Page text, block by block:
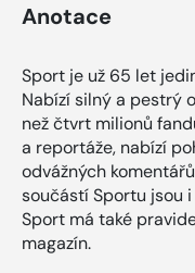
Anotace
Sport je už 65 let
Nabízí silný a pestrý
než čtvrt milionů
a reportáže, nabízí
odvážných
součástí Sportu jsou
Sport má také
magazín.